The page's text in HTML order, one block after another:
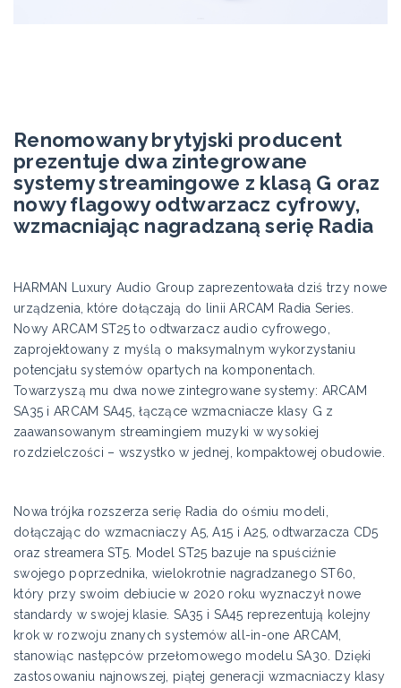
Renomowany brytyjski producent
prezentuje dwa zintegrowane
systemy streamingowe z klasą G oraz
nowy flagowy odtwarzacz cyfrowy,
wzmacniając nagradzaną serię Radia
HARMAN Luxury Audio Group zaprezentowała dziś trzy nowe
urządzenia, które dołączają do linii ARCAM Radia Series.
Nowy ARCAM ST25 to odtwarzacz audio cyfrowego,
zaprojektowany z myślą o maksymalnym wykorzystaniu
potencjału systemów opartych na komponentach.
Towarzyszą mu dwa nowe zintegrowane systemy: ARCAM
SA35 i ARCAM SA45, łączące wzmacniacze klasy G z
zaawansowanym streamingiem muzyki w wysokiej
rozdzielczości – wszystko w jednej, kompaktowej obudowie.
Nowa trójka rozszerza serię Radia do ośmiu modeli,
dołączając do wzmacniaczy A5, A15 i A25, odtwarzacza CD5
oraz streamera ST5. Model ST25 bazuje na spuściźnie
swojego poprzednika, wielokrotnie nagradzanego ST60,
który przy swoim debiucie w 2020 roku wyznaczył nowe
standardy w swojej klasie. SA35 i SA45 reprezentują kolejny
krok w rozwoju znanych systemów all-in-one ARCAM,
stanowiąc następców przełomowego modelu SA30. Dzięki
zastosowaniu najnowszej, piątej generacji wzmacniaczy klasy